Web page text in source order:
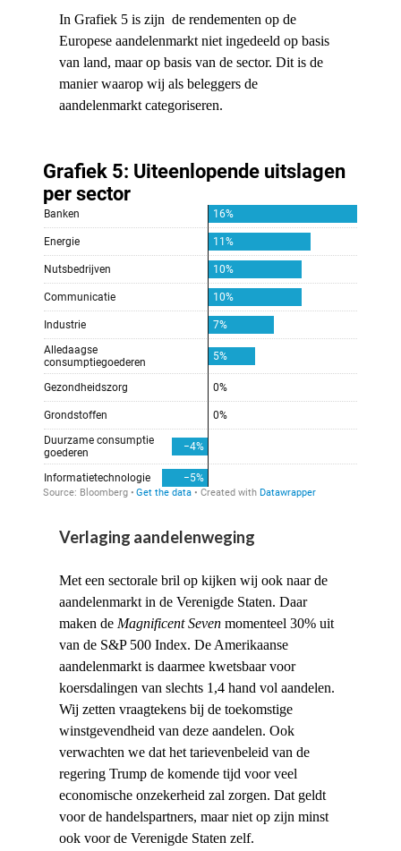
In Grafiek 5 is zijn de rendementen op de
Europese aandelenmarkt niet ingedeeld op basis
van land, maar op basis van de sector. Dit is de
manier waarop wij als beleggers de
aandelenmarkt categoriseren.
Verlaging aandelenweging
Met een sectorale bril op kijken wij ook naar de
aandelenmarkt in de Verenigde Staten. Daar
maken de Magnificent Sevenmomenteel 30% uit
van de S&P 500 Index. De Amerikaanse
aandelenmarkt is daarmee kwetsbaar voor
koersdalingen van slechts 1,4 hand vol aandelen.
Wij zetten vraagtekens bij de toekomstige
winstgevendheid van deze aandelen. Ook
verwachten we dat het tarievenbeleid van de
regering Trump de komende tijd voor veel
economische onzekerheid zal zorgen. Dat geldt
voor de handelspartners, maar niet op zijn minst
ook voor de Verenigde Staten zelf.